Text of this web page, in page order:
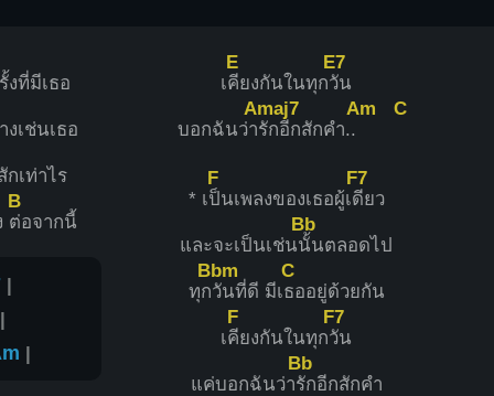
งที่มีเธอ
งเช่นเธอ
เท่าไร
B
ต่อจากนี้
|
|
เ
E
คียงกันในทุก
E7
วัน
บอกฉันว่า
Amaj7
รักอีกสักคำ..
Am C
* เ
F
ป็นเพลงของเธอผู้เ
F7
ดียว
และจะเป็นเช่น
Bb
นั้นตลอดไป
ทุก
Bbm
วันที่ดี มีเ
C
ธออยู่ด้วยกัน
เ
F
คียงกันในทุก
F7
วัน
แค่บอกฉันว่า
Bb
รักอีกสักคำ